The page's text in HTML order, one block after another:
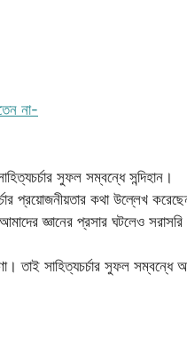
না-
সুফল সম্বন্ধে সন্দিহান।
প্রয়োজনীয়তার কথা উল্লেখ
জ্ঞানের প্রসার ঘটলেও
তাই সাহিত্যচর্চার সুফল সম্বন্ধে